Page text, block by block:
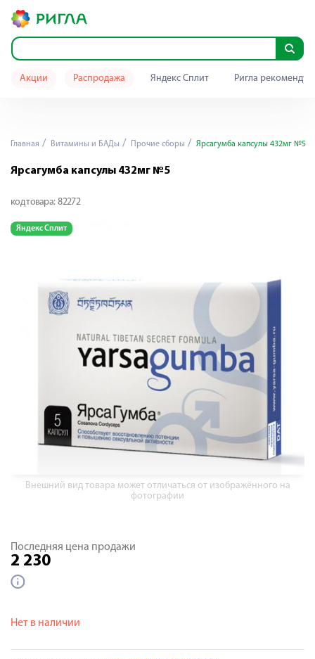
Акции Распродажа Яндекс Сплит Ригла
Главная Витамины и БАДы Прочие сборы Ярсагумба капсулы 432мг №5
Ярсагумба капсулы 432мг №5
код товара: 82272
Яндекс Сплит
Внешний вид товара может отличаться от изображённого на
фотографии
Последняя цена продажи
2 230
Нет в наличии